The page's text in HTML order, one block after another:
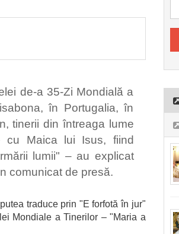
de-a 35-Zi Mondială a
în Portugalia, în
tinerii din întreaga lume
cu Maica lui Isus, fiind
lumii" – au explicat
comunicat de presă.
traduce prin "E forfotă în jur"
Mondiale a Tinerilor – "Maria a